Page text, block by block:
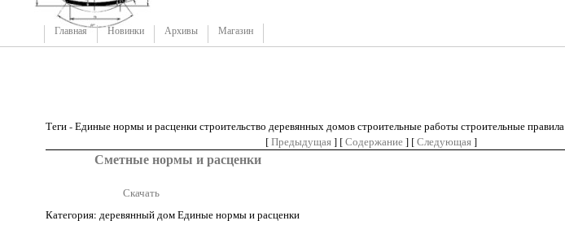
Главная Новинки Архивы Магазин
Теги - Единые нормы и расценки строительство деревянных домов строительные работы строительные правила
[Предыдущая] [Содержание] [Следующая]
Сметные нормы и расценки
Скачать
Категория: деревянный дом Единые нормы и расценки